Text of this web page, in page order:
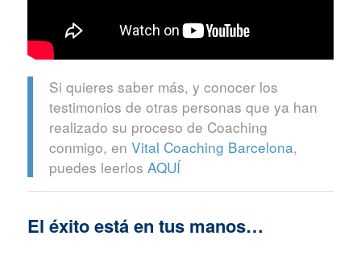
Si quieres saber más, y conocer los
testimonios de otras personas que ya han
realizado su proceso de Coaching
conmigo, en Vital Coaching Barcelona,
puedes leerlos AQUÍ
El éxito está en tus manos…